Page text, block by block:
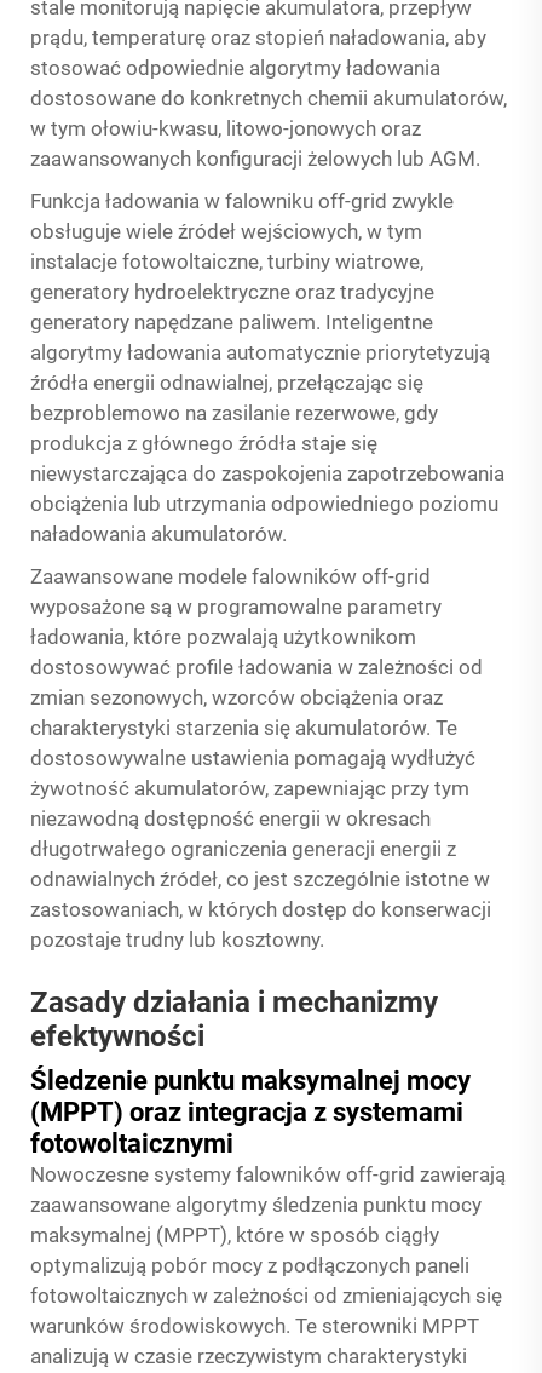
stale monitorują napięcie akumulatora, przepływ
prądu, temperaturę oraz stopień naładowania, aby
stosować odpowiednie algorytmy ładowania
dostosowane do konkretnych chemii akumulatorów,
w tym ołowiu-kwasu, litowo-jonowych oraz
zaawansowanych konfiguracji żelowych lub AGM.
Funkcja ładowania w falowniku off-grid zwykle
obsługuje wiele źródeł wejściowych, w tym
instalacje fotowoltaiczne, turbiny wiatrowe,
generatory hydroelektryczne oraz tradycyjne
generatory napędzane paliwem. Inteligentne
algorytmy ładowania automatycznie priorytetyzują
źródła energii odnawialnej, przełączając się
bezproblemowo na zasilanie rezerwowe, gdy
produkcja z głównego źródła staje się
niewystarczająca do zaspokojenia zapotrzebowania
obciążenia lub utrzymania odpowiedniego poziomu
naładowania akumulatorów.
Zaawansowane modele falowników off-grid
wyposażone są w programowalne parametry
ładowania, które pozwalają użytkownikom
dostosowywać profile ładowania w zależności od
zmian sezonowych, wzorców obciążenia oraz
charakterystyki starzenia się akumulatorów. Te
dostosowywalne ustawienia pomagają wydłużyć
żywotność akumulatorów, zapewniając przy tym
niezawodną dostępność energii w okresach
długotrwałego ograniczenia generacji energii z
odnawialnych źródeł, co jest szczególnie istotne w
zastosowaniach, w których dostęp do konserwacji
pozostaje trudny lub kosztowny.
Zasady działania i mechanizmy
efektywności
Śledzenie punktu maksymalnej mocy
(MPPT) oraz integracja z systemami
fotowoltaicznymi
Nowoczesne systemy falowników off-grid zawierają
zaawansowane algorytmy śledzenia punktu mocy
maksymalnej (MPPT), które w sposób ciągły
optymalizują pobór mocy z podłączonych paneli
fotowoltaicznych w zależności od zmieniających się
warunków środowiskowych. Te sterowniki MPPT
analizują w czasie rzeczywistym charakterystyki